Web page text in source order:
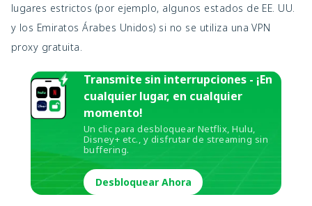
lugares estrictos (por ejemplo, algunos estados de EE. UU.
y los Emiratos Árabes Unidos) si no se utiliza una VPN
proxy gratuita.
Transmite sin interrupciones - ¡En
cualquier lugar, en cualquier
momento!
Un clic para desbloquear Netflix, Hulu,
Disney+ etc., y disfrutar de streaming sin
buffering.
Desbloquear Ahora